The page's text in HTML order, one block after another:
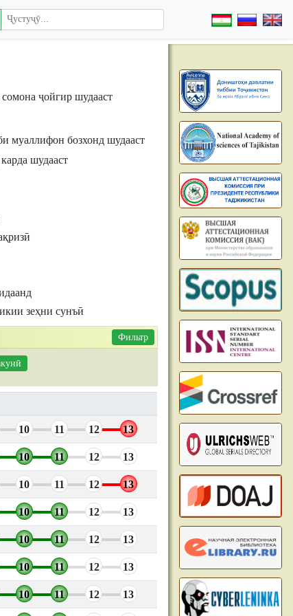
ҷойгир шудааст
муаллифон бозхонд шудааст
шудааст
зеҳни сунъӣ
Фильтр